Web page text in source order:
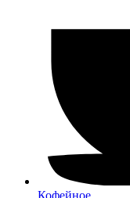
Кофейное